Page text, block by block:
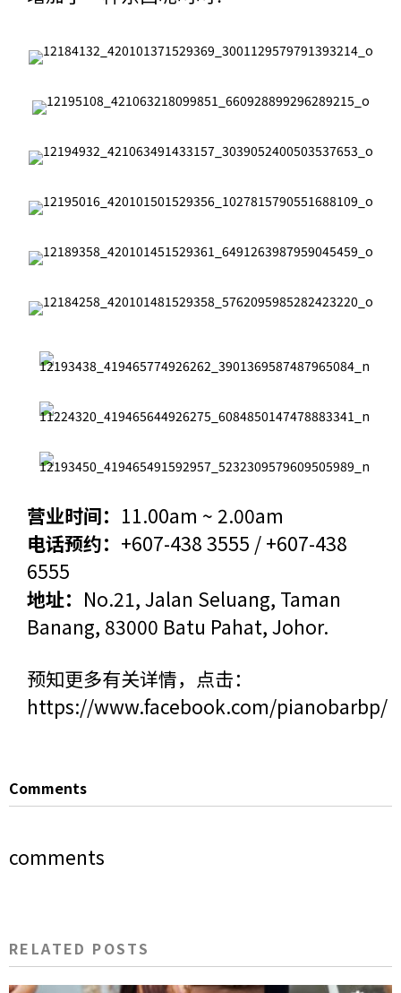
营业时间： 11.00am ~ 2.00am
电话预约： +607-438 3555 / +607-438
6555
地址： No.21, Jalan Seluang, Taman
Banang, 83000 Batu Pahat, Johor.
预知更多有关详情，点击：
https://www.facebook.com/pianobarbp/
Comments
comments
RELATED POSTS